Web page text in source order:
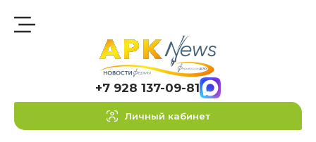
+7 928 137-09-81
Личный кабинет